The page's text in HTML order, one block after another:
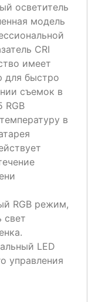
осветитель
модель
CRI
имеет
для быстро
съемок в
RGB
в
RGB режим,
свет
LED
управления